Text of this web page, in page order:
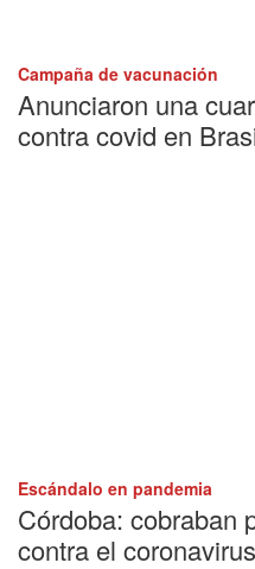
Campaña de vacunación
Anunciaron una
contra covid en
Escándalo en pandemia
Córdoba: cobraban
contra el coronavirus